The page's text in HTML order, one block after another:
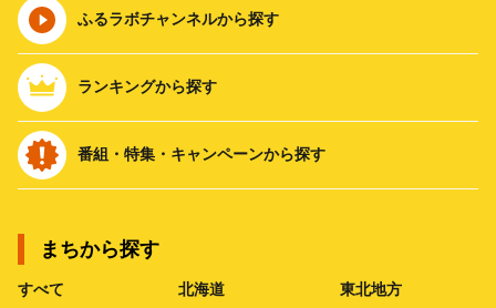
ふるラボチャンネルから探す
ランキングから探す
番組・特集・キャンペーンから探す
まちから探す
すべて 北海道 東北地方